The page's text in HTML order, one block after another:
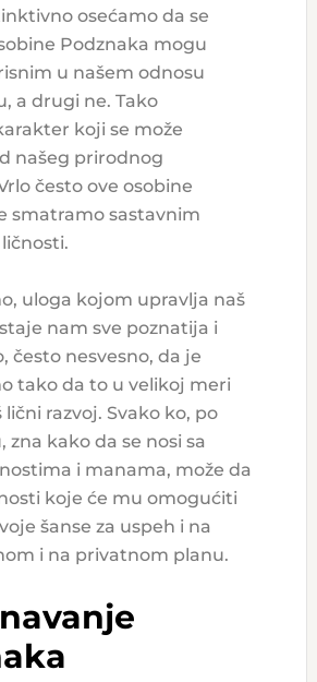
osećamo da se
Podznaka mogu
u našem odnosu
a drugi ne. Tako
koji se može
našeg prirodnog
često ove osobine
smatramo sastavnim
uloga kojom upravlja naš
nam sve poznatija i
često nesvesno, da je
tako da to u velikoj meri
razvoj. Svako ko, po
zna kako da se nosi sa
i manama, može da
koje će mu omogućiti
šanse za uspeh i na
i na privatnom planu.